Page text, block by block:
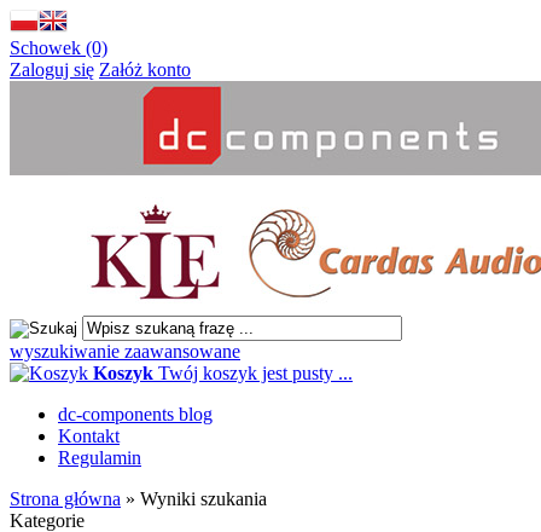
Schowek (0)
Zaloguj się Załóż konto
wyszukiwanie zaawansowane
Koszyk Twój koszyk jest pusty ...
dc-components blog
Kontakt
Regulamin
Strona główna » Wyniki szukania
Kategorie